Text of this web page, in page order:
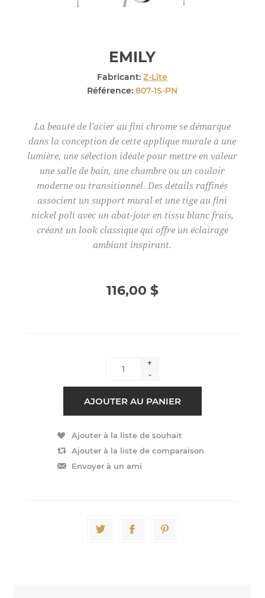
EMILY
Fabricant: Z-Lite
Référence: 807-1S-PN
La beauté de l'acier au fini chrome se démarque
dans la conception de cette applique murale à une
lumière, une sélection idéale pour mettre en valeur
une salle de bain, une chambre ou un couloir
moderne ou transitionnel. Des détails raffinés
associent un support mural et une tige au fini
nickel poli avec un abat-jour en tissu blanc frais,
créant un look classique qui offre un éclairage
ambiant inspirant.
116,00 $
+
-